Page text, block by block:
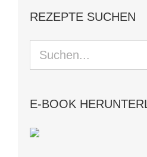
REZEPTE SUCHEN
Suche
nach:
E-BOOK